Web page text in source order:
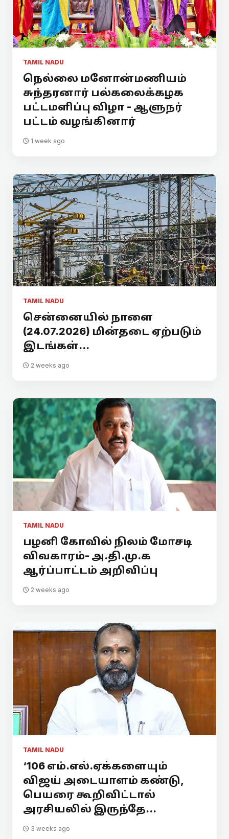
TAMIL NADU
நெல்லை மனோன்மணியம்
சுந்தரனார் பல்கலைக்கழக
பட்டமளிப்பு விழா - ஆளுநர்
பட்டம் வழங்கினார்
1 week ago
TAMIL NADU
சென்னையில் நாளை
(24.07.2026) மின்தடை ஏற்படும்
இடங்கள்...
2 weeks ago
TAMIL NADU
பழனி கோவில் நிலம் மோசடி
விவகாரம்- அ.தி.மு.க
ஆர்ப்பாட்டம் அறிவிப்பு
2 weeks ago
TAMIL NADU
‘106 எம்.எல்.ஏக்களையும்
விஜய் அடையாளம் கண்டு,
பெயரை கூறிவிட்டால்
அரசியலில் இருந்தே...
3 weeks ago